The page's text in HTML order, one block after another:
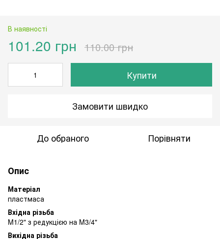
В наявності
101.20 грн 110.00 грн
Купити
Замовити швидко
До обраного Порівняти
Опис
Матеріал
пластмаса
Вхідна різьба
M1/2" з редукцією на M3/4"
Вихідна різьба